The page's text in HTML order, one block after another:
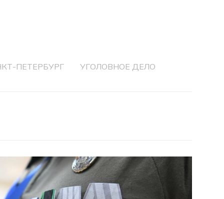
ПЕТЕРБУРГ УГОЛОВНОЕ ДЕЛО